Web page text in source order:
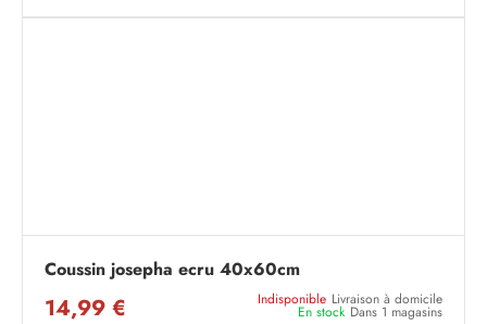
Coussin josepha ecru 40x60cm
14,99 € Indisponible Livraison à domicile
En stock Dans 1 magasins